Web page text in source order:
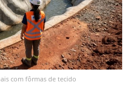
com fôrmas de tecido